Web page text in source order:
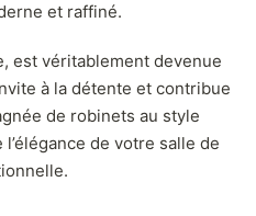
et raffiné.
est véritablement devenue
à la détente et contribue
de robinets au style
de votre salle de